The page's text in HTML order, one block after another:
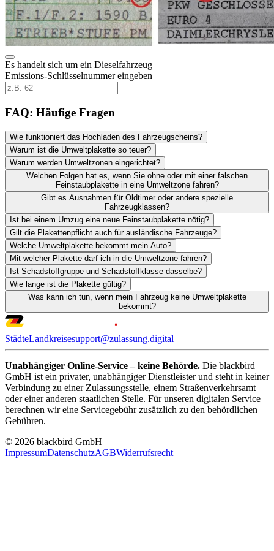
Es handelt sich um ein Dieselfahrzeug
Emissions-Schlüsselnummer eingeben
FAQ: Häufige Fragen
Wie funktioniert das Hochladen des Fahrzeugscheins?
Warum ist die Umweltplakette so teuer?
Warum werden Umweltzonen eingerichtet?
Welchen Folgen hat es, wenn Sie ohne oder mit einer falschen
Feinstaubplakette in eine Umweltzone fahren?
Gibt es Ausnahmen für Oldtimer oder andere spezielle
Fahrzeugklassen?
Ist bei einem Umzug eine neue Feinstaubplakette nötig?
Gilt die Plakettenpflicht auch für ausländische Fahrzeuge?
Welche Umweltplakette bekommt mein Auto?
Mit welcher Plakette darf ich in die Umweltzone fahren?
Ist Schadstoffgruppe und Schadstoffklasse dasselbe?
Wie lange ist die Plakette gültig?
Was kann ich tun, wenn mein Fahrzeug keine Umweltplakette
bekommt?
StädteLandkreisesupport@zulassung.digital
Unabhängiger Online-Service – keine Behörde. Die blackbird
GmbH ist ein privater, unabhängiger Dienstleister und steht in keiner
Verbindung zu einer Zulassungsstelle, einem Straßenverkehrsamt
oder einer anderen staatlichen Stelle. Für unseren digitalen Service
berechnen wir eine Servicegebühr zusätzlich zu den behördlichen
Gebühren.
© 2026 blackbird GmbH
ImpressumDatenschutzAGBWiderrufsrecht